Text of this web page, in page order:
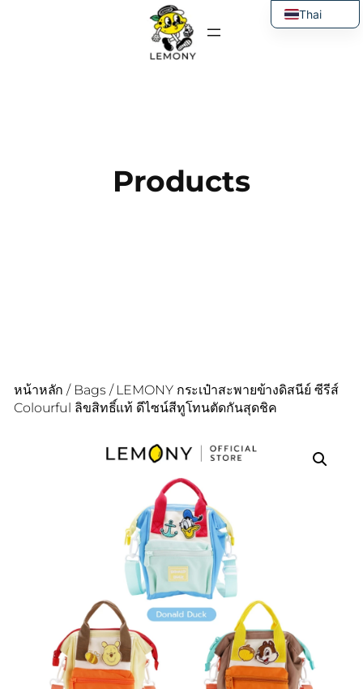
Products
หน้าหลัก / Bags / LEMONY กระเป๋าสะพายข้างดิสนีย์ ซีรีส์
Colourful ลิขสิทธิ์แท้ ดีไซน์สีทูโทนตัดกันสุดชิค
Thai